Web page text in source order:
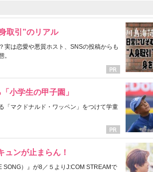
取引”のリアル
実は恋愛や悪質ホスト、SNSの投稿からも
。
小学生の甲子園」
「マクドナルド・ワッペン」をつけて学童
ュンが止まらん！
）』が8／５よりJ:COM STREAMで